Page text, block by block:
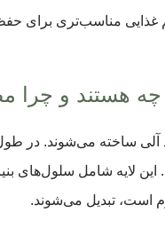
غذایی مناسب‌تری برای
چه هستند و
لایه شامل سلول‌های
است، تبدیل می‌شوند.